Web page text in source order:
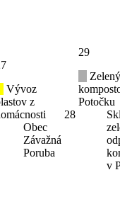
Vývoz
z
Obec
Závažná
Poruba
28
29
Potočku
v